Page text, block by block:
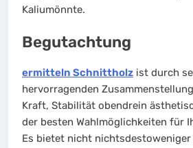
Kaliumönnte.
Begutachtung
ermitteln Schnittholz ist durch
hervorragenden
Kraft, Stabilität obendrein
der besten Wahlmöglichkeiten für
Es bietet nicht